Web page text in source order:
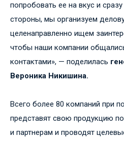
попробовать ее на вкус и
стороны, мы организуем
целенаправленно ищем
чтобы наши компании
контактами», — поделилась
Вероника Никишина.
Всего более 80 компаний при
представят свою продукцию
и партнерам и проводят